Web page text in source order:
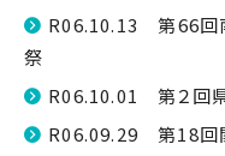
R06.10.13 第66回
祭
R06.10.01 第２回
R06.09.29 第18回